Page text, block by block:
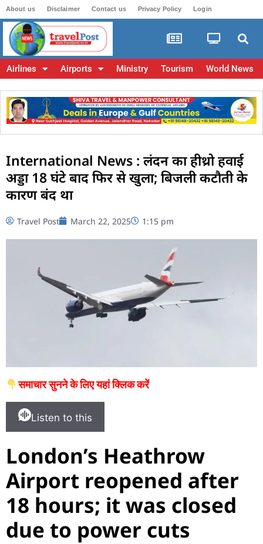
About us Disclaimer Contact us Privacy Policy Login
Airlines Airports Ministry Tourism World News
International News : लंदन का हीथ्रो हवाई
अड्डा 18 घंटे बाद फिर से खुला; बिजली कटौती के
कारण बंद था
Travel Post March 22, 2025 1:15 pm
समाचार सुनने के लिए यहां क्लिक करें
Listen to this
London’s Heathrow
Airport reopened after
18 hours; it was closed
due to power cuts